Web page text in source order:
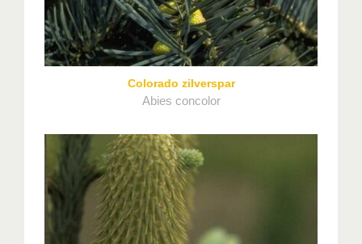
Colorado zilverspar
Abies concolor